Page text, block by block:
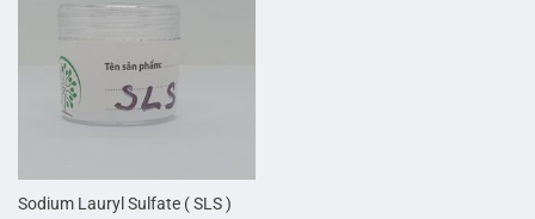
Sodium Lauryl Sulfate ( SLS )